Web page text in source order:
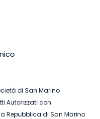
di San Marino
Autorizzati con
Repubblica di San Marino